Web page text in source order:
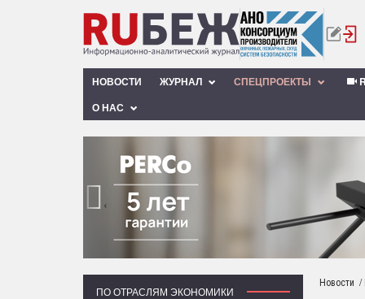
НОВОСТИ ЖУРНАЛ СПЕЦПРОЕКТЫ
О НАС
‹
ПО ОТРАСЛЯМ ЭКОНОМИКИ
Новости /